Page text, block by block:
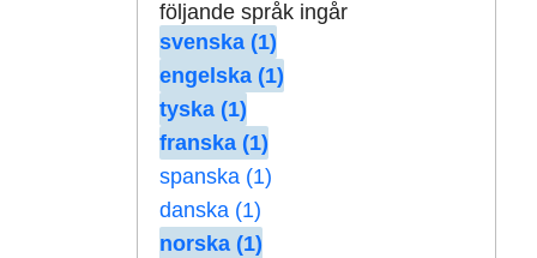
följande språk ingår
svenska (1)
engelska (1)
tyska (1)
franska (1)
spanska (1)
danska (1)
norska (1)